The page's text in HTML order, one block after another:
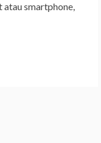
smartphone,